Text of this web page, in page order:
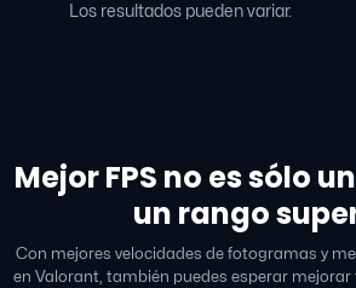
Los resultados pueden variar.
Mejor FPS no es sólo
un rango
Con mejores velocidades de fotogramas y
en Valorant, también puedes esperar mejorar